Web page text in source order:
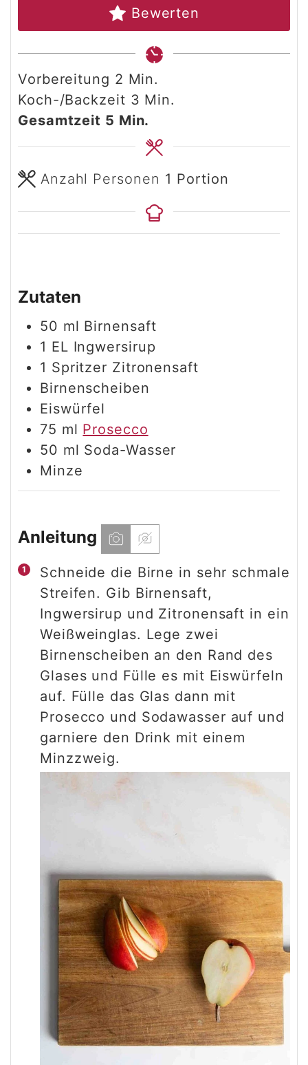
Bewerten
Vorbereitung 2 Minuten
Min.
Koch-/Backzeit 3 Minuten
Min.
Gesamtzeit 5 Minuten
Min.
Anzahl Personen 1 Portion
Zutaten
50 ml Birnensaft
1 EL Ingwersirup
1 Spritzer Zitronensaft
Birnenscheiben
Eiswürfel
75 ml Prosecco
50 ml Soda-Wasser
Minze
Anleitung
Schneide die Birne in sehr schmale
Streifen. Gib Birnensaft,
Ingwersirup und Zitronensaft in ein
Weißweinglas. Lege zwei
Birnenscheiben an den Rand des
Glases und Fülle es mit Eiswürfeln
auf. Fülle das Glas dann mit
Prosecco und Sodawasser auf und
garniere den Drink mit einem
Minzzweig.